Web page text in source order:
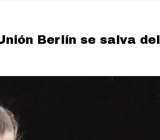
Berlín se salva del